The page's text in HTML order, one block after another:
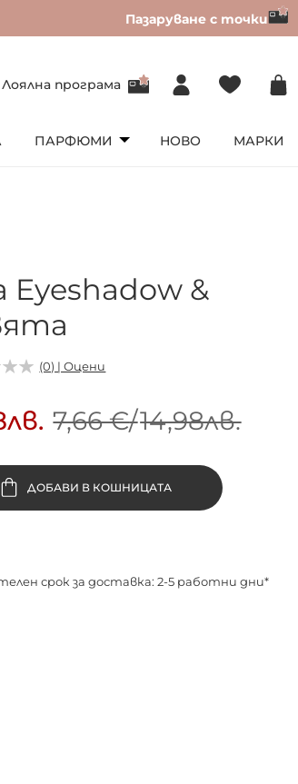
Пазаруване с точки
Лоялна програма
ПАРФЮМИ НОВО МАРКИ
&
(0) | Оцени
7,66 €/14,98лв.
ДОБАВИ В КОШНИЦАТА
срок за доставка: 2-5 работни дни*